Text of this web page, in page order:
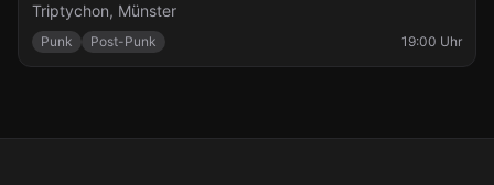
Triptychon, Münster
Punk Post-Punk 19:00 Uhr